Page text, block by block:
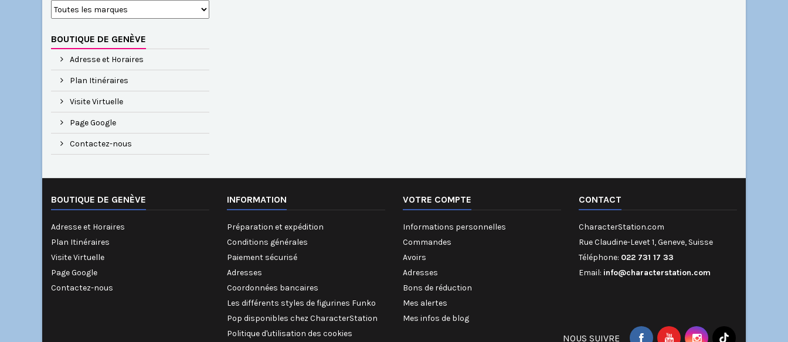
BOUTIQUE DE GENÈVE
Adresse et Horaires
Plan Itinéraires
Visite Virtuelle
Page Google
Contactez-nous
BOUTIQUE DE GENÈVE
Adresse et Horaires
Plan Itinéraires
Visite Virtuelle
Page Google
Contactez-nous
INFORMATION
Préparation et expédition
Conditions générales
Paiement sécurisé
Adresses
Coordonnées bancaires
Les différents styles de figurines Funko
Pop disponibles chez CharacterStation
Politique d'utilisation des cookies
VOTRE COMPTE
Informations personnelles
Commandes
Avoirs
Adresses
Bons de réduction
Mes alertes
Mes infos de blog
CONTACT
CharacterStation.com
Rue Claudine-Levet 1, Geneve, Suisse
Téléphone: 022 731 17 33
Email: info@characterstation.com
NOUS SUIVRE